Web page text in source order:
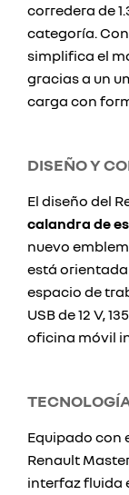
corredera de
categoría.
simplifica el
gracias a un
carga con
DISEÑO Y
El diseño del
calandra de
nuevo
está
espacio de
USB de 12 V,
oficina móvil
Equipado con
Renault
interfaz fluida